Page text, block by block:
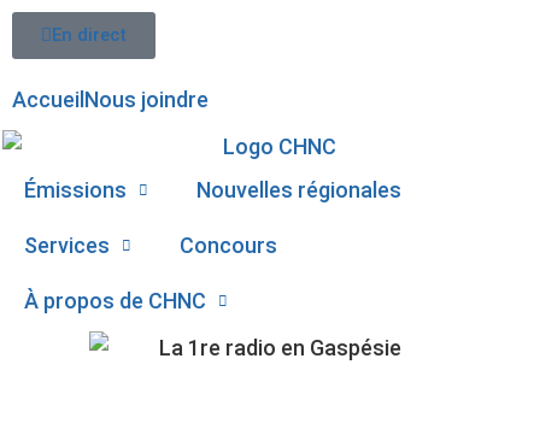
En direct
Accueil Nous joindre
Émissions Nouvelles régionales
Services Concours
À propos de CHNC